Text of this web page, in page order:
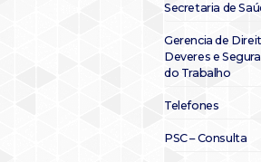
Secretaria de
Gerencia de
Deveres e
do Trabalho
Telefones
PSC – Consulta